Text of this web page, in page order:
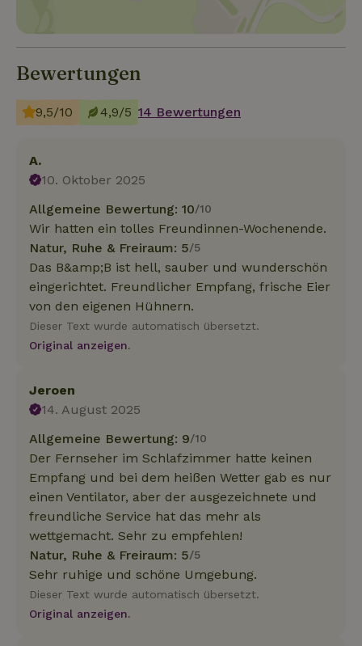
Bewertungen
9,5/10 4,9/5 14 Bewertungen
A.
10. Oktober 2025
Allgemeine Bewertung: 10/10
Wir hatten ein tolles Freundinnen-Wochenende.
Natur, Ruhe & Freiraum: 5/5
Das B&amp;B ist hell, sauber und wunderschön
eingerichtet. Freundlicher Empfang, frische Eier
von den eigenen Hühnern.
Dieser Text wurde automatisch übersetzt.
Original anzeigen.
Jeroen
14. August 2025
Allgemeine Bewertung: 9/10
Der Fernseher im Schlafzimmer hatte keinen
Empfang und bei dem heißen Wetter gab es nur
einen Ventilator, aber der ausgezeichnete und
freundliche Service hat das mehr als
wettgemacht. Sehr zu empfehlen!
Natur, Ruhe & Freiraum: 5/5
Sehr ruhige und schöne Umgebung.
Dieser Text wurde automatisch übersetzt.
Original anzeigen.